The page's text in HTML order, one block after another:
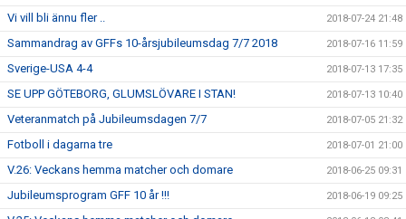
Vi vill bli ännu fler .. 2018-07-24 21:48
Sammandrag av GFFs 10-årsjubileumsdag 7/7 2018 2018-07-16 11:59
Sverige-USA 4-4 2018-07-13 17:35
SE UPP GÖTEBORG, GLUMSLÖVARE I STAN! 2018-07-13 10:40
Veteranmatch på Jubileumsdagen 7/7 2018-07-05 21:32
Fotboll i dagarna tre 2018-07-01 21:00
V.26: Veckans hemma matcher och domare 2018-06-25 09:31
Jubileumsprogram GFF 10 år !!! 2018-06-19 09:25